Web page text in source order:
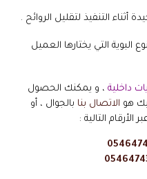
أثناء التنفيذ لتقليل الروائح .
البوية التي يختارها العميل
داخلية ، و يمكنك الحصول
هو الاتصال بنا بالجوال ، أو
الأرقام التالية :